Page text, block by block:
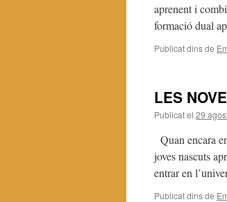
aprenent i
formació dual
Publicat dins de
LES
Publicat el 29
Quan encara
joves nascuts
entrar en
Publicat dins de